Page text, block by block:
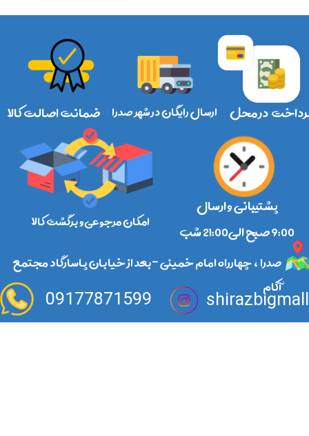
ارسال رایگان در شهر صدرا در محل
امکان مرجوعی و برگشت کالا
ضمانت اصالت کالا
صدرا ، چهارراه امام خمینی -بعد از خیابان پاسارگاد مجتمع
آکام
09177871599
پشتیبانی و ارسال
​​​​​​​9:00 صبح الی21:00 شب